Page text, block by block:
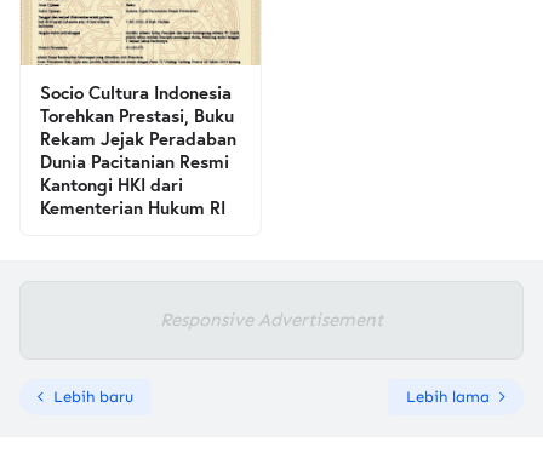
Socio Cultura Indonesia
Torehkan Prestasi, Buku
Rekam Jejak Peradaban
Dunia Pacitanian Resmi
Kantongi HKI dari
Kementerian Hukum RI
Responsive Advertisement
Lebih baru Lebih lama